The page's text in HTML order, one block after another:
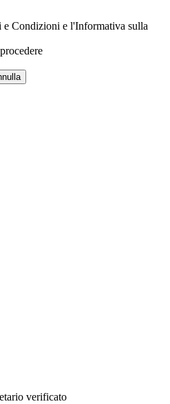
e Condizioni e l'Informativa sulla
verificato